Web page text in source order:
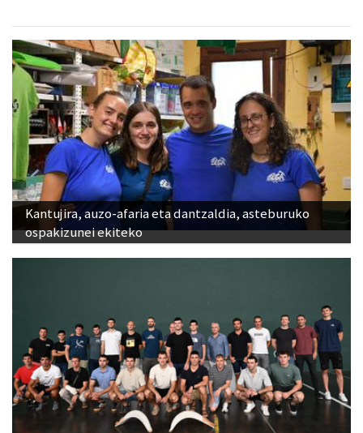
Kantujira, auzo-afaria eta dantzaldia, asteburuko
ospakizunei ekiteko
Babes zabala jaso du Ansak